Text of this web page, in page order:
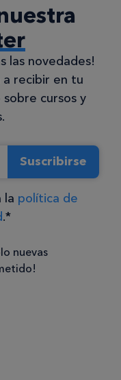
las novedades!
a recibir en tu
cursos y
Suscribirse
la política de
.*
nuevas